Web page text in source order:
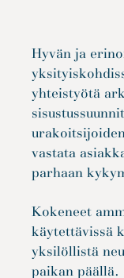
Hyvän ja
yhteistyötä
vastata
parhaan
Kokeneet
käytettävissä
yksilöllistä
paikan päällä.